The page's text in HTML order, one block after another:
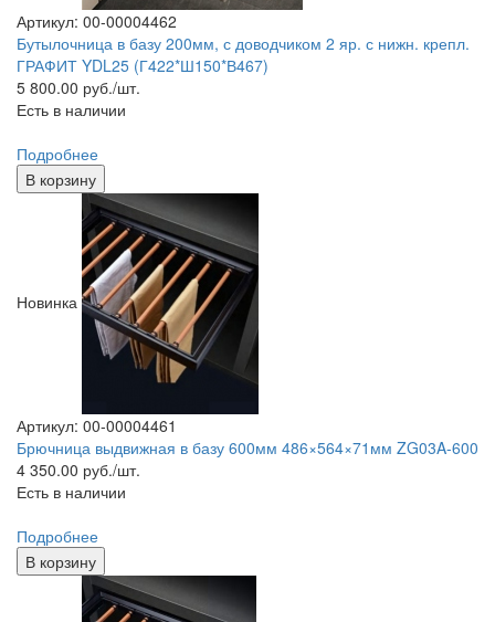
Артикул: 00-00004462
Бутылочница в базу 200мм, с доводчиком 2 яр. с нижн. крепл.
ГРАФИТ YDL25 (Г422*Ш150*В467)
5 800.00 руб./шт.
Есть в наличии
Подробнее
В корзину
Новинка
Артикул: 00-00004461
Брючница выдвижная в базу 600мм 486×564×71мм ZG03A-600
4 350.00 руб./шт.
Есть в наличии
Подробнее
В корзину